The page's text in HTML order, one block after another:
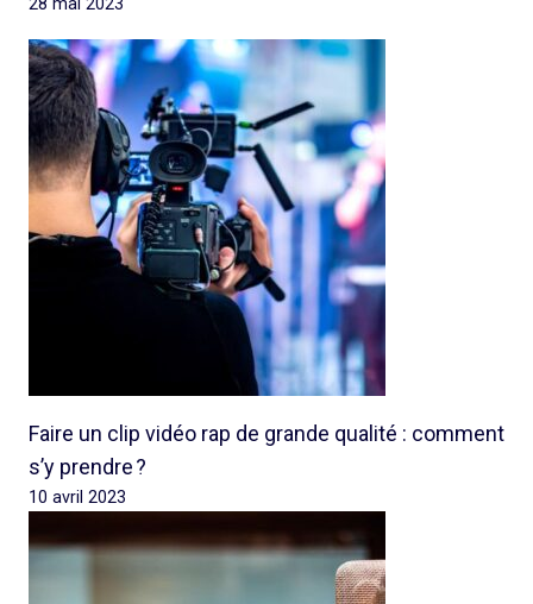
28 mai 2023
Faire un clip vidéo rap de grande qualité : comment
s’y prendre ?
10 avril 2023